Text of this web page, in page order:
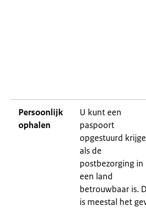
Persoonlijk
ophalen
U kunt een
paspoort
opgestuurd
als de
postbezorging in
een land
betrouwbaar is.
is meestal het